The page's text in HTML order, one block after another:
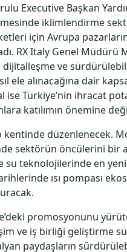
Executive Başkan
iklimlendirme
için Avrupa
RX Italy Genel Müdürü
dijitalleşme ve
ele alınacağına dair
ise Türkiye’nin ihracat
katılımın önemine
kentinde düzenlenecek.
sektörün öncülerini bir
teknolojilerinde en
ısı pompası
promosyonunu
ve iş birliği geliştirme
paydaşların